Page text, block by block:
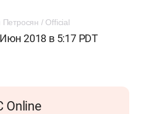
Петросян / Official
2018 в 5:17 PDT
Online